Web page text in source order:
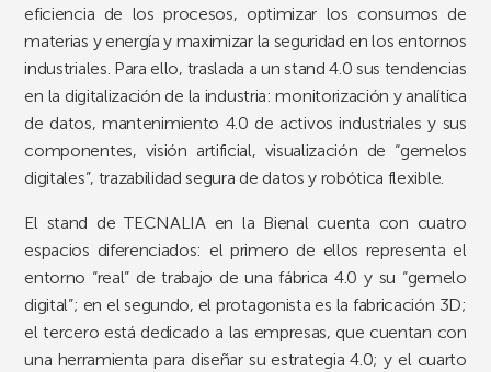
eficiencia de los procesos, optimizar los consumos de
materias y energía y maximizar la seguridad en los entornos
industriales. Para ello, traslada a un stand 4.0 sus tendencias
en la digitalización de la industria: monitorización y analítica
de datos, mantenimiento 4.0 de activos industriales y sus
componentes, visión artificial, visualización de “gemelos
digitales”, trazabilidad segura de datos y robótica flexible.
El stand de TECNALIA en la Bienal cuenta con cuatro
espacios diferenciados: el primero de ellos representa el
entorno “real” de trabajo de una fábrica 4.0 y su “gemelo
digital”; en el segundo, el protagonista es la fabricación 3D;
el tercero está dedicado a las empresas, que cuentan con
una herramienta para diseñar su estrategia 4.0; y el cuarto